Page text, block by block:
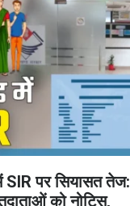
SIR पर सियासत तेज:
को नोटिस,